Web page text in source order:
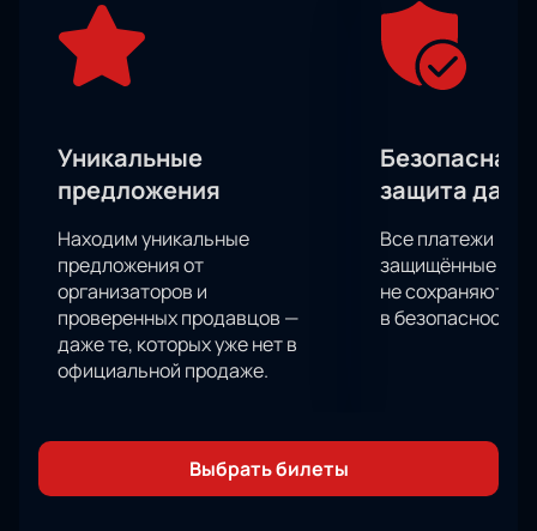
для всех зрителей. Мы придаем большое значение
удобству и безопасности покупки билетов через
наш сайт.
незабываемый турнир и поддержать своих
любимых бойцов.Купить билеты на SFC-10 можно
прямо сейчас на нашем сайте.
Уникальные
предложения
Находим уникальные
предложения от
организаторов и
проверенных продавцов —
даже те, которых уже нет в
официальной продаже.
Безопасная
защита
Все платежи
защищённые
не сохраняются
в безопасности.
Выбрать билеты